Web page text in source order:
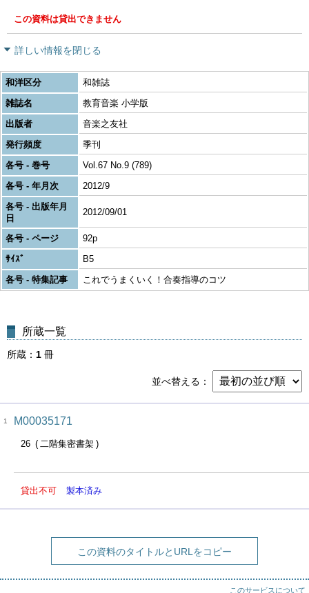
この資料は貸出できません
詳しい情報を閉じる
和洋区分
和雑誌
雑誌名
教育音楽 小学版
出版者
音楽之友社
発行頻度
季刊
各号 - 巻号
Vol.67 No.9 (789)
各号 - 年月次
2012/9
各号 - 出版年月
日
2012/09/01
各号 - ページ
92p
ｻｲｽﾞ
B5
各号 - 特集記事
これでうまくいく！合奏指導のコツ
所蔵一覧
所蔵 1 冊
並べ替える
1 M00035171
26 二階集密書架
貸出不可 製本済み
この資料のタイトルとURLをコピー
このサービスについて